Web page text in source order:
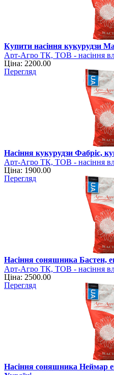
Купити насіння кукурудзи
Арт-Агро ТК, ТОВ - насіння
Ціна: 2200.00
Перегляд
Насіння кукурудзи Фабріс,
Арт-Агро ТК, ТОВ - насіння
Ціна: 1900.00
Перегляд
Насіння соняшника Бастен,
Арт-Агро ТК, ТОВ - насіння
Ціна: 2500.00
Перегляд
Насіння соняшника Неймар